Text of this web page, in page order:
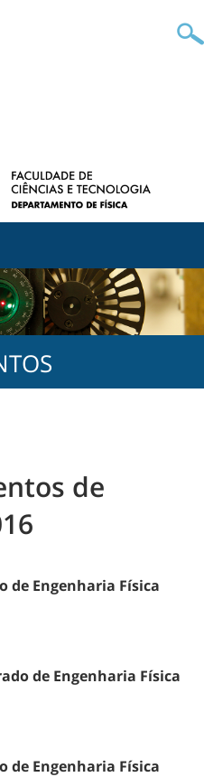
de
de Engenharia Física
de Engenharia Física
de Engenharia Física